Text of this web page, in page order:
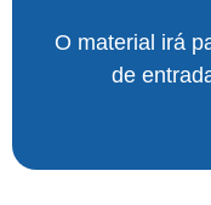
O material irá
de